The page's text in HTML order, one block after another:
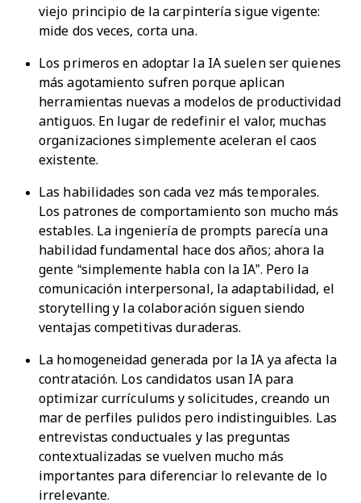
viejo principio de la carpintería sigue vigente:
mide dos veces, corta una.
Los primeros en adoptar la IA suelen ser quienes
más agotamiento sufren porque aplican
herramientas nuevas a modelos de productividad
antiguos. En lugar de redefinir el valor, muchas
organizaciones simplemente aceleran el caos
existente.
Las habilidades son cada vez más temporales.
Los patrones de comportamiento son mucho más
estables. La ingeniería de prompts parecía una
habilidad fundamental hace dos años; ahora la
gente “simplemente habla con la IA”. Pero la
comunicación interpersonal, la adaptabilidad, el
storytelling y la colaboración siguen siendo
ventajas competitivas duraderas.
La homogeneidad generada por la IA ya afecta la
contratación. Los candidatos usan IA para
optimizar currículums y solicitudes, creando un
mar de perfiles pulidos pero indistinguibles. Las
entrevistas conductuales y las preguntas
contextualizadas se vuelven mucho más
importantes para diferenciar lo relevante de lo
irrelevante.